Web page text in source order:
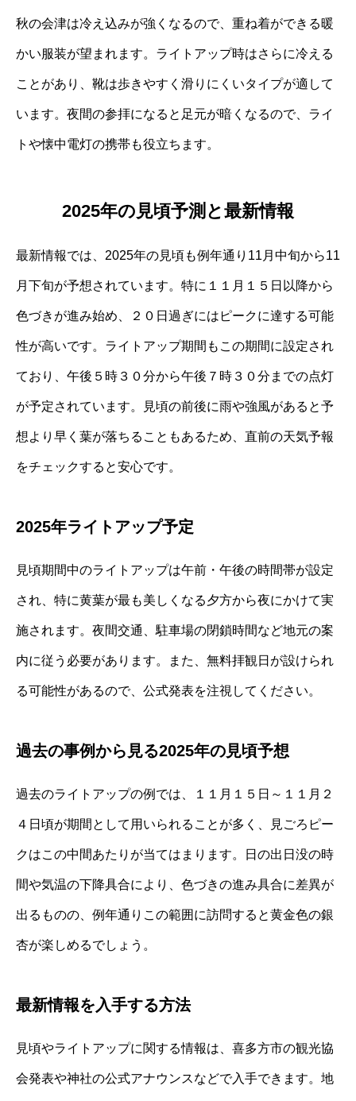
秋の会津は冷え込みが強くなるので、重ね着ができる暖
かい服装が望まれます。ライトアップ時はさらに冷える
ことがあり、靴は歩きやすく滑りにくいタイプが適して
います。夜間の参拝になると足元が暗くなるので、ライ
トや懐中電灯の携帯も役立ちます。
2025年の見頃予測と最新情報
最新情報では、2025年の見頃も例年通り11月中旬から11
月下旬が予想されています。特に１１月１５日以降から
色づきが進み始め、２０日過ぎにはピークに達する可能
性が高いです。ライトアップ期間もこの期間に設定され
ており、午後５時３０分から午後７時３０分までの点灯
が予定されています。見頃の前後に雨や強風があると予
想より早く葉が落ちることもあるため、直前の天気予報
をチェックすると安心です。
2025年ライトアップ予定
見頃期間中のライトアップは午前・午後の時間帯が設定
され、特に黄葉が最も美しくなる夕方から夜にかけて実
施されます。夜間交通、駐車場の閉鎖時間など地元の案
内に従う必要があります。また、無料拝観日が設けられ
る可能性があるので、公式発表を注視してください。
過去の事例から見る2025年の見頃予想
過去のライトアップの例では、１１月１５日～１１月２
４日頃が期間として用いられることが多く、見ごろピー
クはこの中間あたりが当てはまります。日の出日没の時
間や気温の下降具合により、色づきの進み具合に差異が
出るものの、例年通りこの範囲に訪問すると黄金色の銀
杏が楽しめるでしょう。
最新情報を入手する方法
見頃やライトアップに関する情報は、喜多方市の観光協
会発表や神社の公式アナウンスなどで入手できます。地